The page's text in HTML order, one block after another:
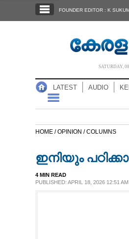
NOTIFIED NEWS
FOUNDER EDITOR : K
SATURDAY,
LATEST AUDIO
HOME /OPINION /COLUMNS
ഇനിയും
4 MIN READ
PUBLISHED: APRIL 18, 2026 12:51